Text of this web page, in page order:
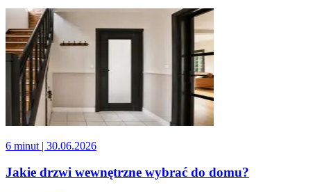
6 minut | 30.06.2026
Jakie drzwi wewnętrzne wybrać do domu?